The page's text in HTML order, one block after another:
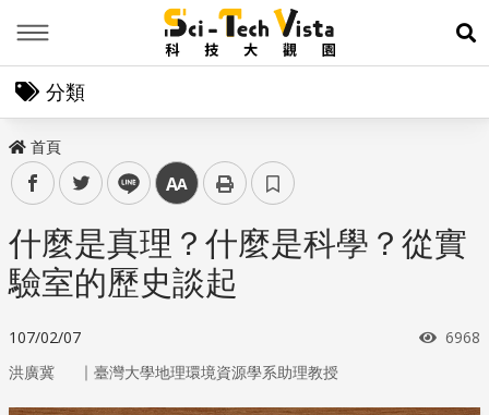
展
分類
首頁
facebooktwitter line 中
什麼是真理？什麼是科學？從實
驗室的歷史談起
107/02/07 瀏覽
6968
洪廣冀 ｜ 臺灣大學地理環境資源學系助理教授